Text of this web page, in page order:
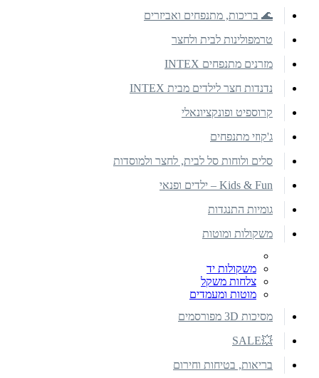
🌊 בריכות, מתנפחים ואביזרים
טרמפולינות לבית ולחצר
מזרנים מתנפחים INTEX
נדנדות חצר לילדים מבית INTEX
קרוספיט ופונקציונאלי
ג'קוזי מתנפחים
סלים ולוחות סל לבית, לחצר ולמוסדות
Kids & Fun – ילדים ופנאי
גומיות התנגדות
משקולות ומוטות
משקולות יד
צלחות משקל
מוטות ומעמדים
מסיכות 3D מפורסמים
💥SALE
בריאות, בטיחות וחירום